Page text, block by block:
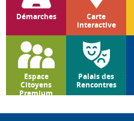
Démarches
Carte
interactive
Espace
Citoyens
Premium
Palais des
Rencontres